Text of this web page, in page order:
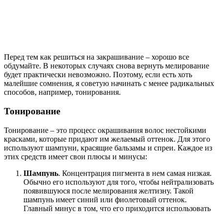
Перед тем как решиться на закрашивание – хорошо все
обдумайте. В некоторых случаях снова вернуть мелирование
будет практически невозможно. Поэтому, если есть хоть
малейшие сомнения, я советую начинать с менее радикальных
способов, например, тонирования.
Тонирование
Тонирование – это процесс окрашивания волос нестойкими
красками, которые придают им желаемый оттенок. Для этого
используют шампуни, красящие бальзамы и спреи. Каждое из
этих средств имеет свои плюсы и минусы:
Шампунь. Концентрация пигмента в нем самая низкая.
Обычно его используют для того, чтобы нейтрализовать
появившуюся после мелирования желтизну. Такой
шампунь имеет синий или фиолетовый оттенок.
Главный минус в том, что его приходится использовать